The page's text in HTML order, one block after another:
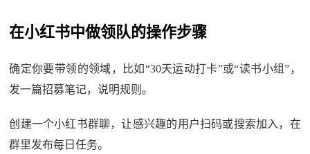
在小红书中做领队的操作步骤
确定你要带领的领域，比如“30天运动打卡”或“读书小组”，
发一篇招募笔记，说明规则。
创建一个小红书群聊，让感兴趣的用户扫码或搜索加入，在
群里发布每日任务。